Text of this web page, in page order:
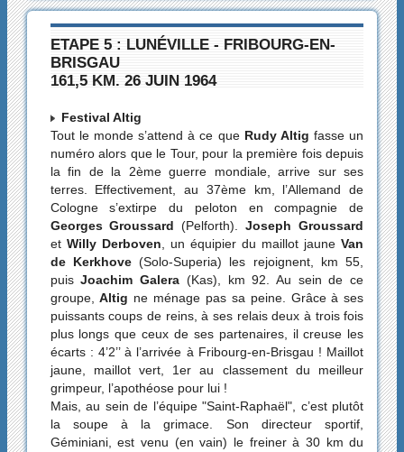
ETAPE 5 : LUNÉVILLE - FRIBOURG-EN-
BRISGAU
161,5 KM. 26 JUIN 1964
Festival Altig
Tout le monde s’attend à ce que Rudy Altig fasse un
numéro alors que le Tour, pour la première fois depuis
la fin de la 2ème guerre mondiale, arrive sur ses
terres. Effectivement, au 37ème km, l’Allemand de
Cologne s’extirpe du peloton en compagnie de
Georges Groussard (Pelforth).Joseph Groussard
et Willy Derboven, un équipier du maillot jauneVan
de Kerkhove(Solo-Superia) les rejoignent, km 55,
puisJoachim Galera (Kas), km 92. Au sein de ce
groupe,Altig ne ménage pas sa peine. Grâce à ses
puissants coups de reins, à ses relais deux à trois fois
plus longs que ceux de ses partenaires, il creuse les
écarts : 4’2’’ à l’arrivée à Fribourg-en-Brisgau ! Maillot
jaune, maillot vert, 1er au classement du meilleur
grimpeur, l’apothéose pour lui !
Mais, au sein de l’équipe "Saint-Raphaël", c’est plutôt
la soupe à la grimace. Son directeur sportif,
Géminiani, est venu (en vain) le freiner à 30 km du